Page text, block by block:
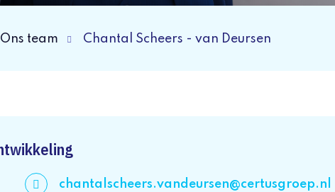
Ons team Chantal Scheers - van Deursen
chantalscheers.vandeursen@certusgroep.nl